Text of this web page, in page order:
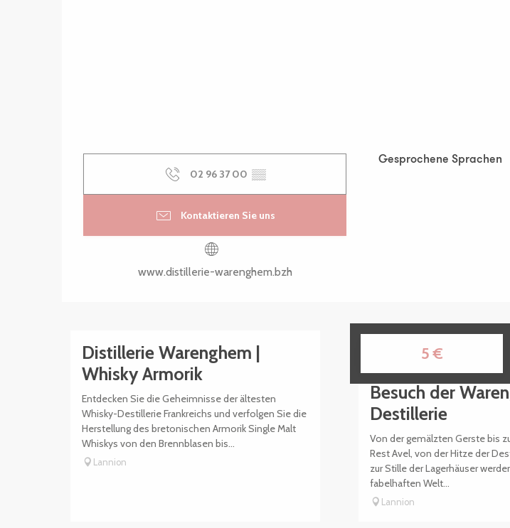
02 96 37 00 ▒▒
Kontaktieren Sie uns
www.distillerie-warenghem.bzh
Gesprochene Sprachen
Gesprochene Sprachen
Distillerie Warenghem |
Whisky Armorik
Entdecken Sie die Geheimnisse der ältesten
Whisky-Destillerie Frankreichs und verfolgen Sie die
Herstellung des bretonischen Armorik Single Malt
Whiskys von den Brennblasen bis...
Lannion
5€
30.
Besuch der
Destillerie
Von der gemälzten Gerste bis
Rest Avel, von der Hitze der
zur Stille der Lagerhäuser
fabelhaften Welt...
Lannion